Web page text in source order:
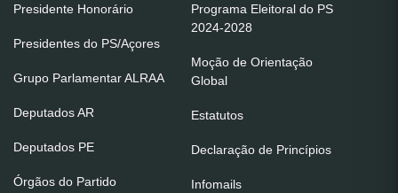
Presidente Honorário
Presidentes do PS/Açores
Grupo Parlamentar ALRAA
Deputados AR
Deputados PE
Órgãos do Partido
Programa Eleitoral do PS
2024-2028
Moção de Orientação
Global
Estatutos
Declaração de Princípios
Infomails